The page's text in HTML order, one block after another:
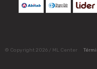
© Copyright 2026 / ML Center